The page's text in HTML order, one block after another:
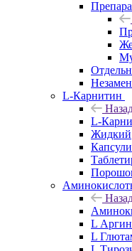
L-Карнитин
L-
Жидкий
L
L